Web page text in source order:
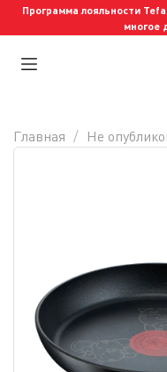
Программа лояльности
многое
Главная Не